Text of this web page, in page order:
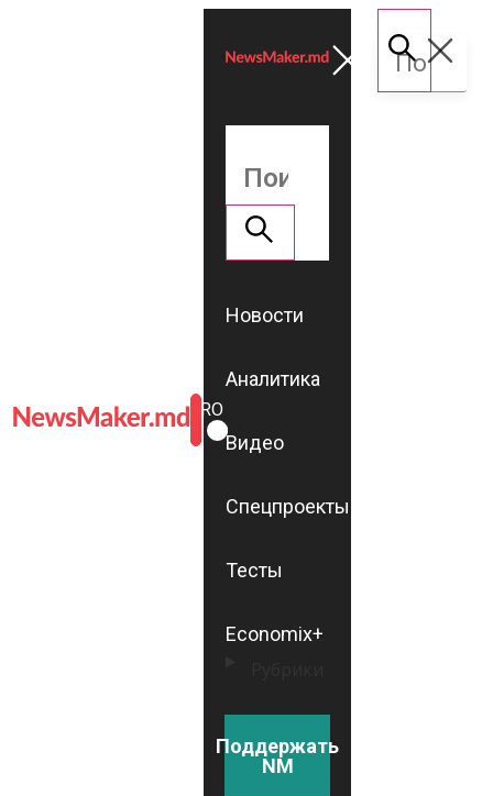
ROMÂNĂ
RU
Новости
Аналитика
Видео
Спецпроекты
Тесты
Economix+
Поддержать
NM